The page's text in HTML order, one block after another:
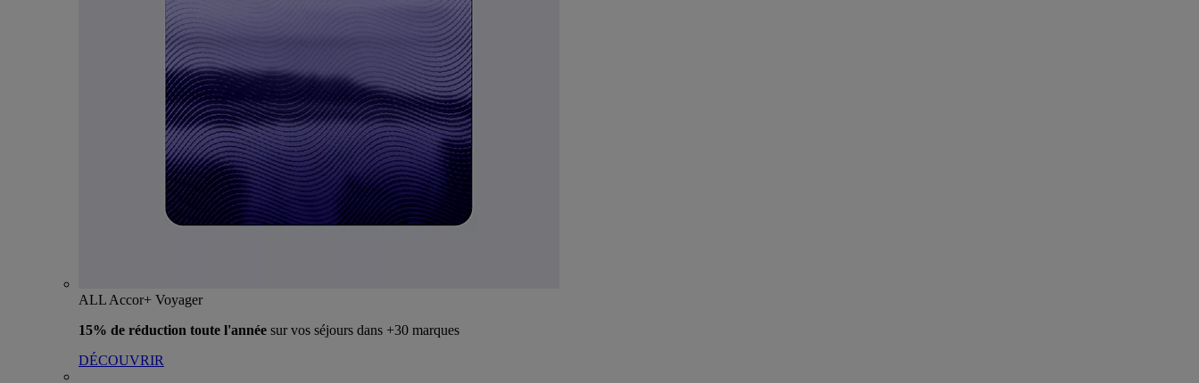
ALL Accor+ Voyager
15% de réduction toute l'année sur vos séjours dans +30 marques
DÉCOUVRIR